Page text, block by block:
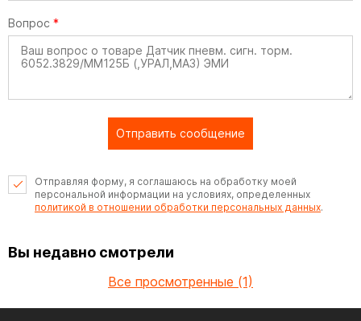
Вопрос *
Отправить сообщение
Отправляя форму, я соглашаюсь на обработку моей
персональной информации на условиях, определенных
политикой в отношении обработки персональных данных.
Вы недавно смотрели
Все просмотренные (1)